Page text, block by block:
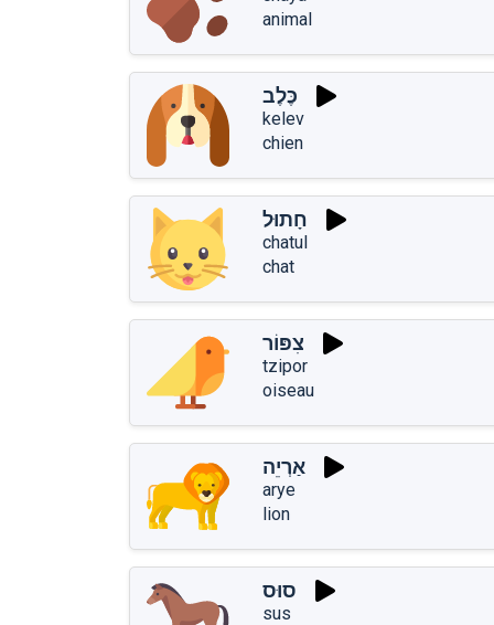
animal
כֶּלֶב
kelev
chien
חָתוּל
chatul
chat
צִפּוֹר
tzipor
oiseau
אַרְיֵה
arye
lion
סוּס
sus